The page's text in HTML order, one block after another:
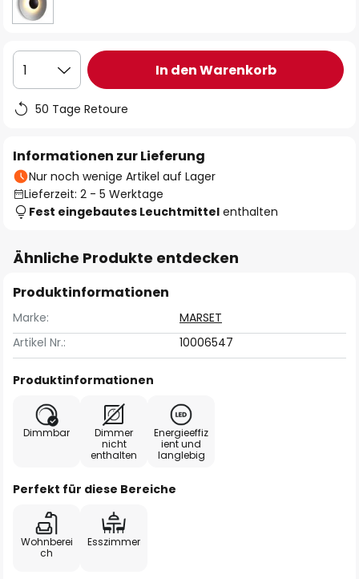
1 In den Warenkorb
50 Tage Retoure
Informationen zur Lieferung
Nur noch wenige Artikel auf Lager
Lieferzeit: 2 - 5 Werktage
Fest eingebautes Leuchtmittel enthalten
Ähnliche Produkte entdecken
Produktinformationen
Marke:
MARSET
Artikel Nr.:
10006547
Produktinformationen
Dimmbar
Dimmer
nicht
enthalten
Energieeffiz
ient und
langlebig
Perfekt für diese Bereiche
Wohnberei
ch
Esszimmer